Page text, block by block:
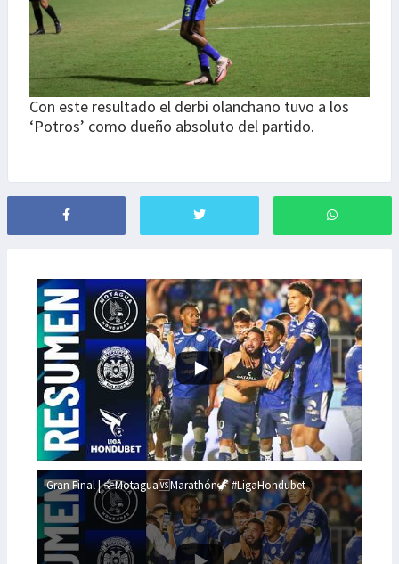
Con este resultado el derbi olanchano tuvo a los
‘Potros’ como dueño absoluto del partido.
Gran Final | 🦅Motagua🆚Marathón🦖 #LigaHondubet